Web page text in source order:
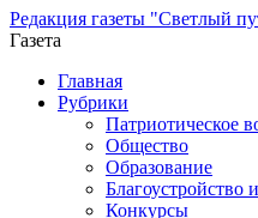
Редакция газеты "Светлый
Газета
Промотать
содержимому
Главная
Рубрики
Патриотическое
Общество
Образование
Конкурсы